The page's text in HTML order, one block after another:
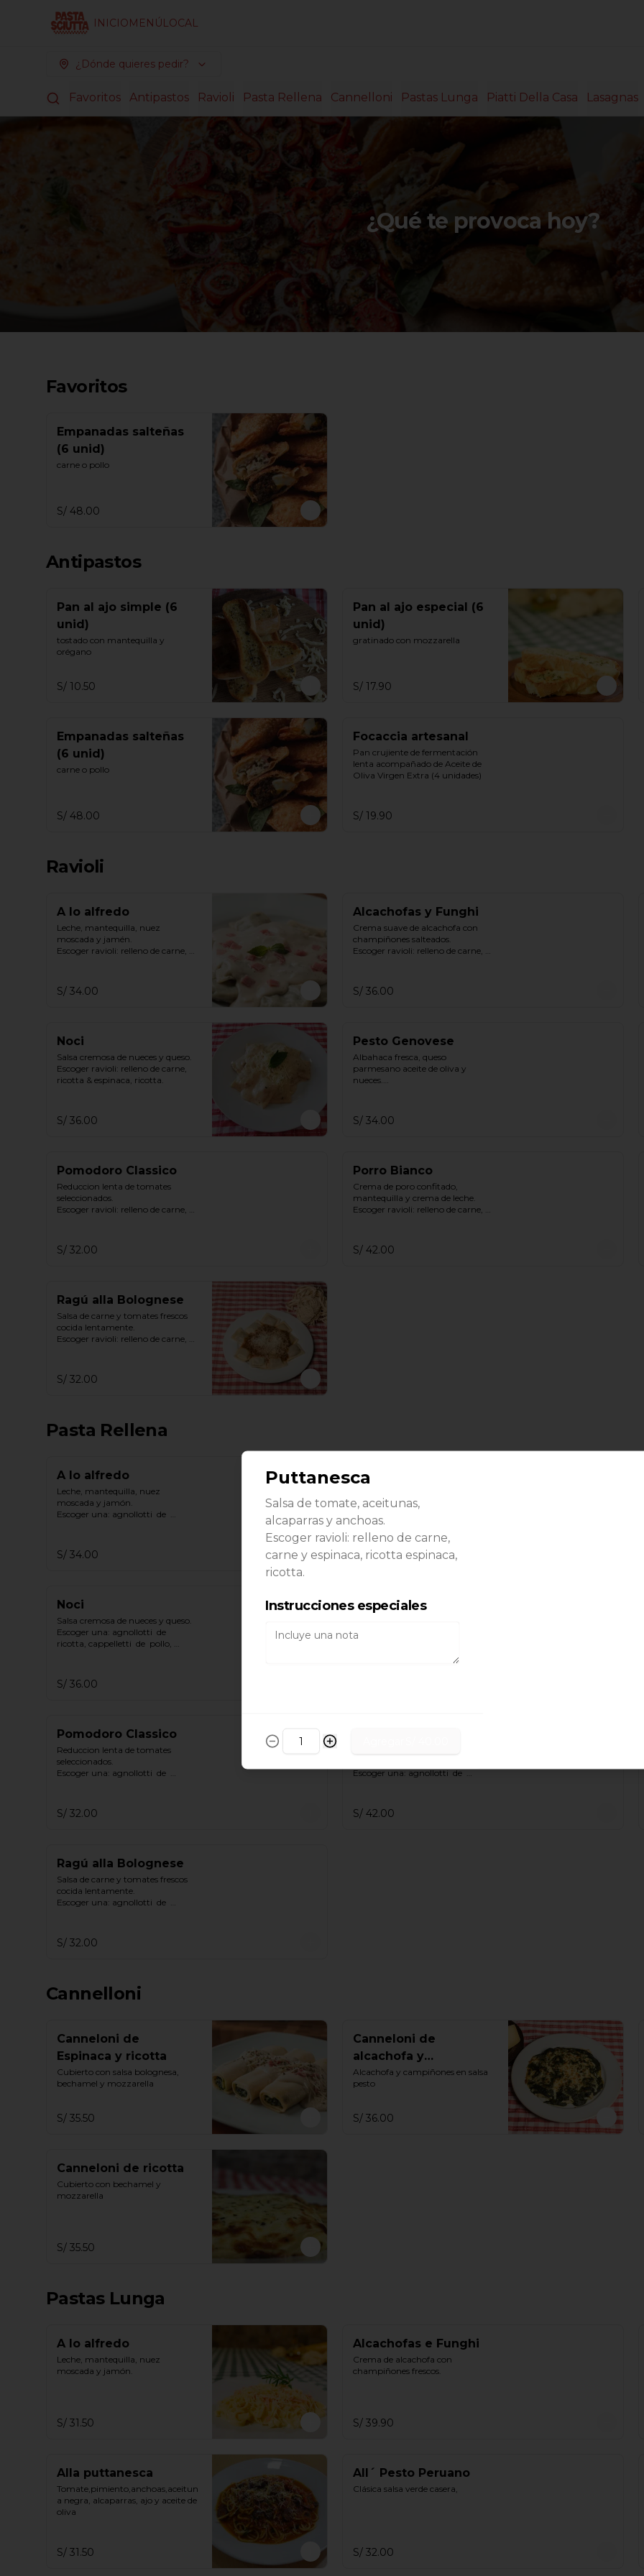
INICIOMENÚLOCAL
¿Dónde quieres pedir?
Favoritos Antipastos Ravioli Pasta Rellena Cannelloni Pastas Lunga Piatti Della Casa Lasagnas
¿Qué te provoca hoy?
Favoritos
Empanadas salteñas
(6 unid)
carne o pollo
S/ 48.00
Antipastos
Pan al ajo simple (6
unid)
tostado con mantequilla y
orégano
S/ 10.50
Pan al ajo especial (6
unid)
gratinado con mozzarella
S/ 17.90
Empanadas salteñas
(6 unid)
carne o pollo
S/ 48.00
Focaccia artesanal
Pan crujiente de fermentación
lenta acompañado de Aceite de
Oliva Virgen Extra (4 unidades)
S/ 19.90
Ravioli
A lo alfredo
Leche, mantequilla, nuez
moscada y jamén.
Escoger ravioli: relleno de carne,
S/ 34.00
Alcachofas y Funghi
Crema suave de alcachofa con
champiñones salteados.
Escoger ravioli: relleno de carne,
S/ 36.00
Noci
Salsa cremosa de nueces y queso.
Escoger ravioli: relleno de carne,
ricotta & espinaca, ricotta.
S/ 36.00
Pesto Genovese
Albahaca fresca, queso
parmesano aceite de oliva y
nueces.
ricotta
S/ 34.00
Pomodoro Classico
Reduccion lenta de tomates
seleccionados.
Escoger ravioli: relleno de carne,
S/ 32.00
Porro Bianco
Crema de poro confitado,
mantequilla y crema de leche.
Escoger ravioli: relleno de carne,
S/ 42.00
Ragú alla Bolognese
Salsa de carne y tomates frescos
cocida lentamente.
Escoger ravioli: relleno de carne,
S/ 32.00
Pasta Rellena
A lo alfredo
Leche, mantequilla, nuez
moscada y jamón.
Escoger una: agnollotti  de
S/ 34.00
Alcachofa e Funghi
champiñones salteados.
Escoger una: agnollotti  de
ricotta, cappelletti  de  pollo,
gnocchi.
S/ 36.00
Noci
Salsa cremosa de nueces y queso.
Escoger una: agnollotti  de
ricotta, cappelletti  de  pollo,
S/ 36.00
Pesto Genovese
parmesano aceite de oliva y
Escoger una: agnollotti  de
ricotta, cappelletti  de  pollo,
Pomodoro Classico
Reduccion lenta de tomates
seleccionados.
Escoger una: agnollotti  de
S/ 32.00
Escoger una: agnollotti  de
S/ 42.00
Ragú alla Bolognese
Salsa de carne y tomates frescos
cocida lentamente.
Escoger una: agnollotti  de
S/ 32.00
Cannelloni
Canneloni de
Espinaca y ricotta
Cubierto con salsa bolognesa,
bechamel y mozzarella
S/ 35.50
Canneloni de
alcachofa y
champiñones al pesto
Alcachofa y campiñones en salsa
pesto
S/ 36.00
Canneloni de ricotta
Cubierto con bechamel y
mozzarella
S/ 35.50
Pastas Lunga
A lo alfredo
Leche, mantequilla, nuez
moscada y jamón.
S/ 31.50
Alcachofas e Funghi
Crema de alcachofa con
champiñones frescos.
S/ 39.90
Alla puttanesca
Tomate,pimiento,anchoas,aceitun
a negra, alcaparras, ajo y aceite de
oliva
S/ 31.50
All´ Pesto Peruano
Clásica salsa verde casera,
S/ 32.00
Puttanesca
Salsa de tomate, aceitunas,
alcaparras y anchoas.
Escoger ravioli: relleno de carne,
carne y espinaca, ricotta espinaca,
ricotta.
Instrucciones especiales